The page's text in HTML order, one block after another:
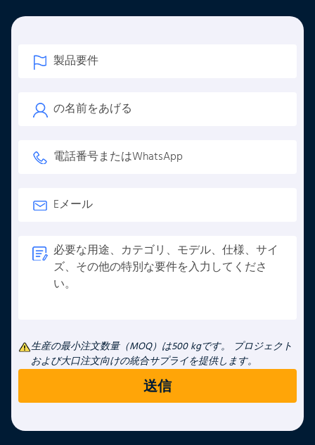
生産の最小注文数量（MOQ）は500 kgです。 プロジェクト
および大口注文向けの統合サプライを提供します。